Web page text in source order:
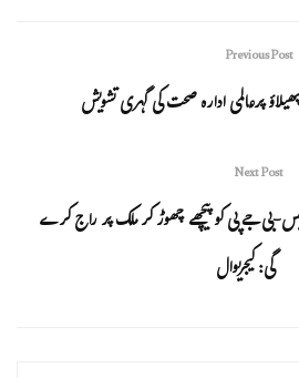
Previous Post
پرعالمی ادارہ صحت کی گہری تشویش
Next Post
بی جے پی کو پیچھے چھوڑ کر ملک پر راج کرے
گی: کیجریوال